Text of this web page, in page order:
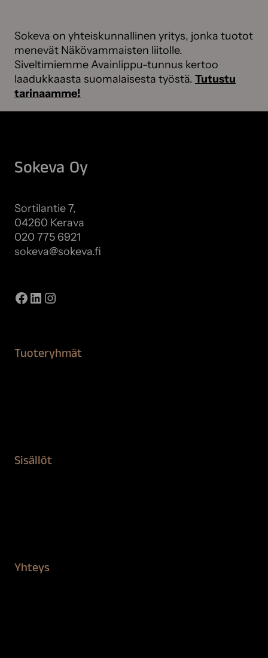
Sokeva on yhteiskunnallinen yritys, jonka tuotot
menevät Näkövammaisten liitolle.
Siveltimiemme Avainlippu-tunnus kertoo
laadukkaasta suomalaisesta työstä. Tutustu
tarinaamme!
Sokeva Oy
Sortilantie 7,
04260 Kerava
020 775 6921
sokeva@sokeva.fi
Facebook
LinkedIn
Instagram
Tuoteryhmät
Sisällöt
Yhteys